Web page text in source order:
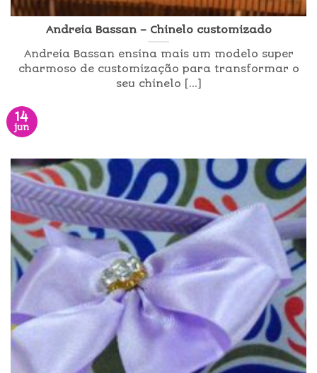
Andreia Bassan – Chinelo customizado
Andreia Bassan ensina mais um modelo super
charmoso de customização para transformar o
seu chinelo [...]
14
jun